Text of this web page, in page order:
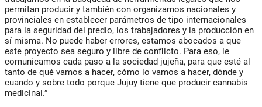
permitan producir y también con organizamos nacionales y
provinciales en establecer parámetros de tipo internacionales
para la seguridad del predio, los trabajadores y la producción en
sí misma. No puede haber errores, estamos abocados a que
este proyecto sea seguro y libre de conflicto. Para eso, le
comunicamos cada paso a la sociedad jujeña, para que esté al
tanto de qué vamos a hacer, cómo lo vamos a hacer, dónde y
cuando y sobre todo porque Jujuy tiene que producir cannabis
medicinal.”